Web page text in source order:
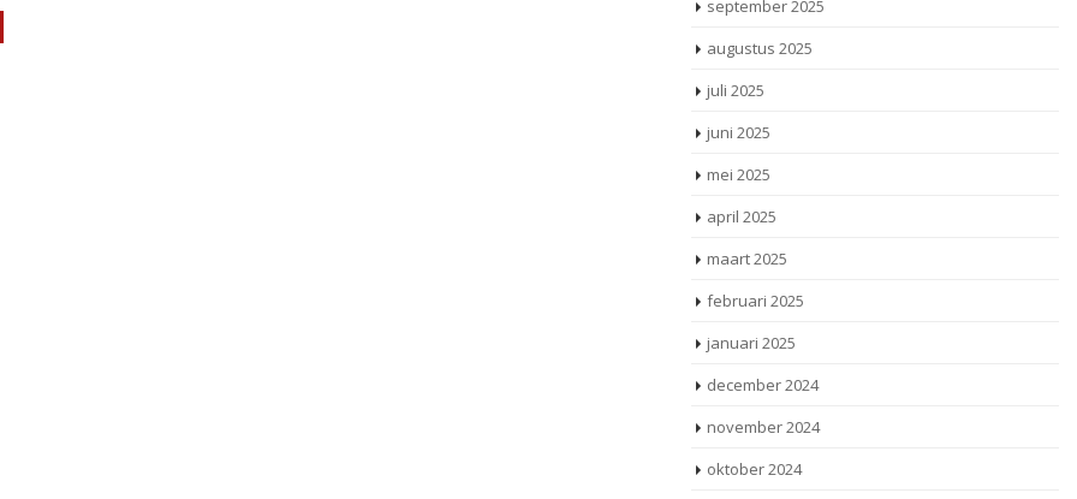
september 2025
augustus 2025
juli 2025
juni 2025
mei 2025
april 2025
maart 2025
februari 2025
januari 2025
december 2024
november 2024
oktober 2024